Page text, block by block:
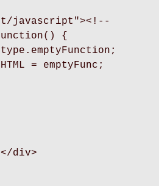
javascript"><!--
{
= emptyFunc;
div>